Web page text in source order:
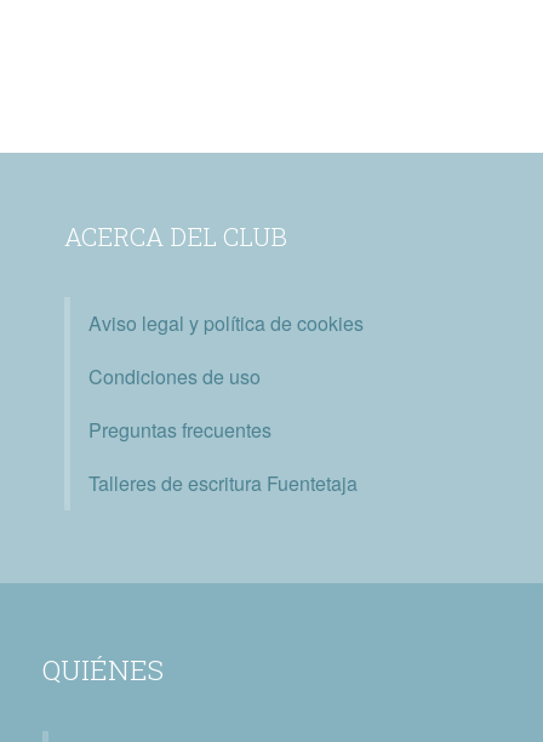
ACERCA DEL CLUB
Aviso legal y política de cookies
Condiciones de uso
Preguntas frecuentes
Talleres de escritura Fuentetaja
QUIÉNES